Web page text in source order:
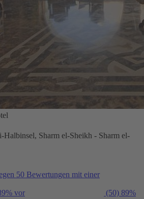
Halbinsel, Sharm el-Sheikh - Sharm el-
50 Bewertungen mit einer
vor (50) 89%